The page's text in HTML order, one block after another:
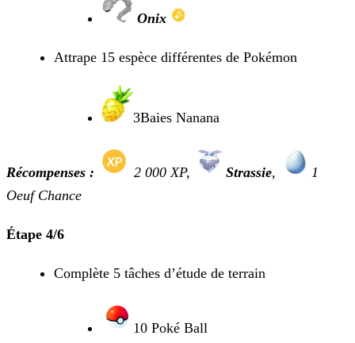
Onix
Attrape 15 espèce différentes de Pokémon
3Baies Nanana
Récompenses : 2 000 XP, Strassie,
1
Oeuf Chance
Étape 4/6
Complète 5 tâches d’étude de terrain
10 Poké Ball